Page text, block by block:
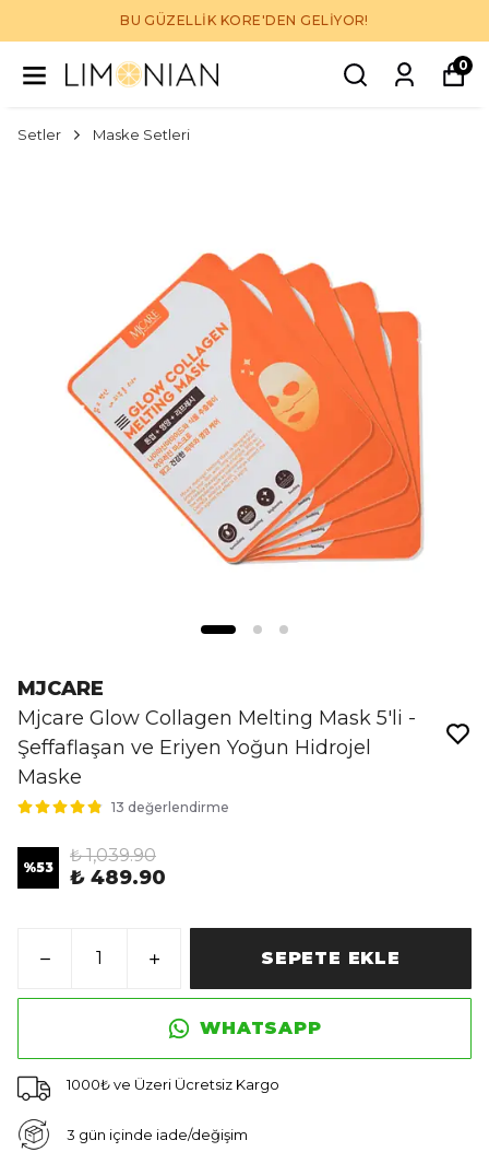
BU GÜZELLİK KORE'DEN GELİYOR!
0
Setler Maske Setleri
MJCARE
Mjcare Glow Collagen Melting Mask 5'li -
Şeffaflaşan ve Eriyen Yoğun Hidrojel
Maske
13 değerlendirme
%53
₺ 1,039.90
₺ 489.90
SEPETE EKLE
WHATSAPP
1000₺ ve Üzeri Ücretsiz Kargo
3 gün içinde iade/değişim